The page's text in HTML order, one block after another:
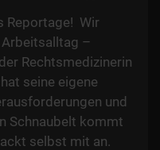
Reportage! Wir
Arbeitsalltag –
Rechtsmedizinerin
seine eigene
und
Schnaubelt kommt
selbst mit an.